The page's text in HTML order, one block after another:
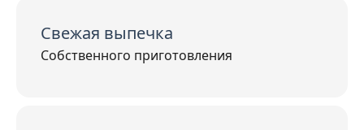
Свежая выпечка
Собственного приготовления